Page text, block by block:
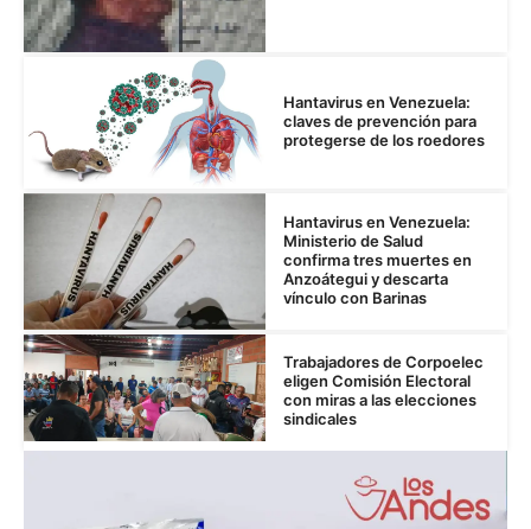
Hantavirus en Venezuela:
claves de prevención para
protegerse de los roedores
Hantavirus en Venezuela:
Ministerio de Salud
confirma tres muertes en
Anzoátegui y descarta
vínculo con Barinas
Trabajadores de Corpoelec
eligen Comisión Electoral
con miras a las elecciones
sindicales